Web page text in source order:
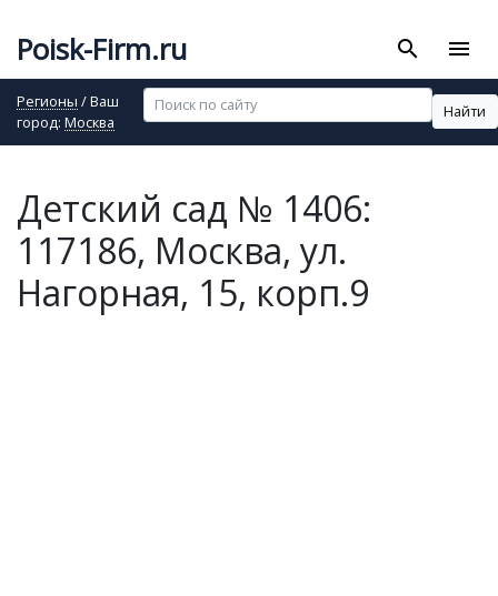
Poisk-Firm.ru search menu
Регионы / Ваш
город: Москва
Найти
Детский сад № 1406:
117186, Москва, ул.
Нагорная, 15, корп.9